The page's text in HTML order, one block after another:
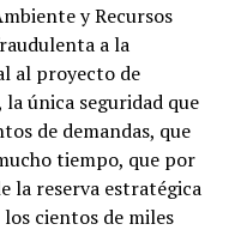
y Recursos
a la
al proyecto de
única seguridad que
de demandas, que
tiempo, que por
la reserva estratégica
cientos de miles